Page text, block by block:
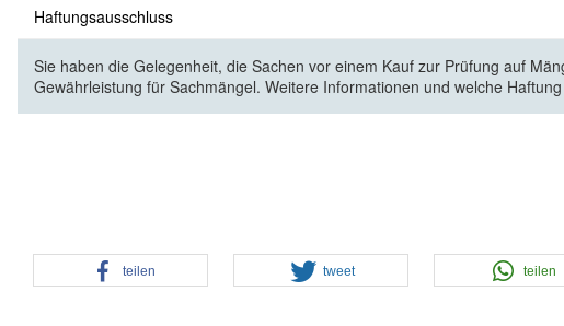
Haftungsausschluss
Sie haben die Gelegenheit, die Sachen vor einem Kauf zur Prüfung auf
Gewährleistung für Sachmängel. Weitere Informationen und welche
teilen tweet teilen